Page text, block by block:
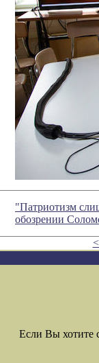
"Патриотизм
обозрении
Если Вы хотите